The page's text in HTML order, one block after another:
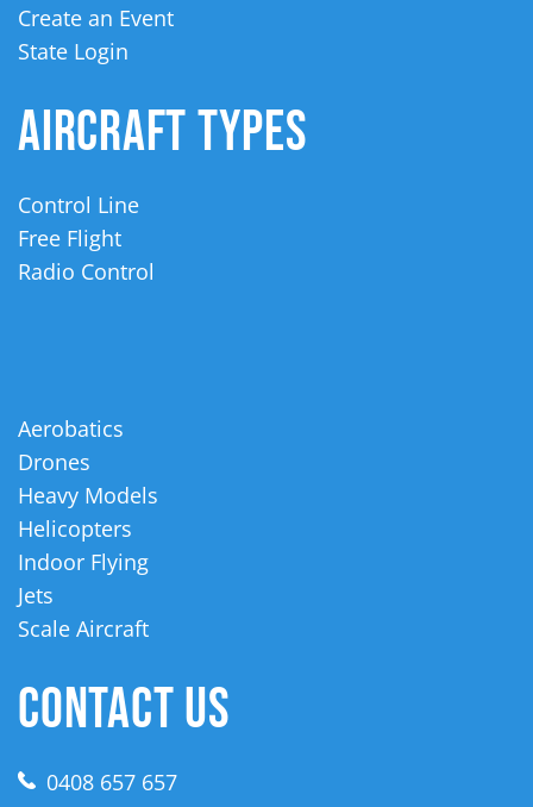
Create an Event
State Login
AIRCRAFT TYPES
Control Line
Free Flight
Radio Control
Aerobatics
Drones
Heavy Models
Helicopters
Indoor Flying
Jets
Scale Aircraft
CONTACT US
0408 657 657